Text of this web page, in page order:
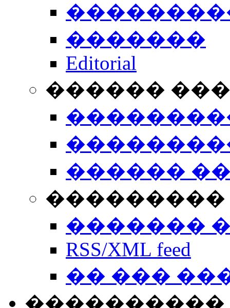
�������
Editorial
������
������
���������
�������
RSS/XML feed
�� ���
����������